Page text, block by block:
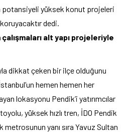
potansiyeli yüksek konut projeleri
dedi.
alt yapı projeleriyle
dikkat çeken bir ilçe olduğunu
hemen hemen her
lokasyonu Pendik’i yatırımcılar
yüksek hızlı tren, İDO Pendik
yanı sıra Yavuz Sultan